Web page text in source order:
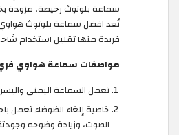
سماعة بلوتوث رخيصة، مزودة
تُعد افضل سماعة بلوتوث هواوي
فريدة منها تقليل استخدام
مواصفات سماعة هواوي فري
تعمل السماعة اليمنى
خاصية إلغاء الضوضاء تعمل
الصوت، وزيادة وضوحه